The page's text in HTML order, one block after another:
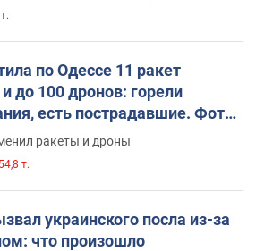
по Одессе 11 ракет
до 100 дронов: горели
есть пострадавшие. Фото
ракеты и дроны
54,8 т.
украинского посла из-за
что произошло